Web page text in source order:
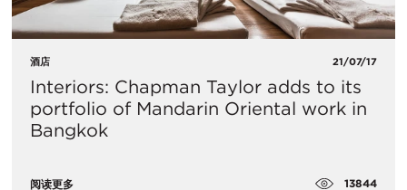
酒店 21/07/17
Interiors: Chapman Taylor adds to its
portfolio of Mandarin Oriental work in
Bangkok
阅读更多 13844